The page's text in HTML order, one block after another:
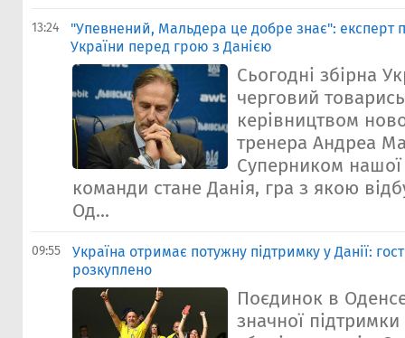
13:24
"Упевнений, Мальдера це добре знає": експерт
України перед грою з Данією
Сьогодні збірна
черговий
керівництвом
тренера Андреа
Суперником нашої
команди стане Данія, гра з якою
Од...
09:55
Україна отримає потужну підтримку у Данії:
розкуплено
Поєдинок в
значної підтримки